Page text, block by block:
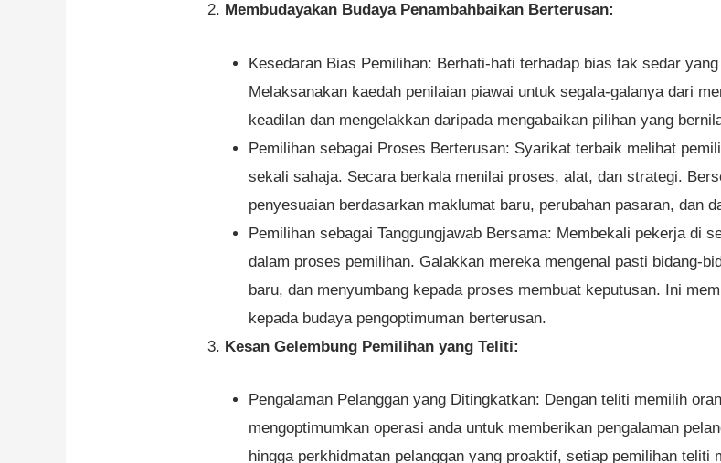
Membudayakan Budaya Penambahbaikan Berterusan:
Kesedaran Bias Pemilihan: Berhati-hati terhadap bias tak sedar
Melaksanakan kaedah penilaian piawai untuk segala-galanya dari
keadilan dan mengelakkan daripada mengabaikan pilihan yang
Pemilihan sebagai Proses Berterusan: Syarikat terbaik melihat
sekali sahaja. Secara berkala menilai proses, alat, dan strategi.
penyesuaian berdasarkan maklumat baru, perubahan pasaran, dan
Pemilihan sebagai Tanggungjawab Bersama: Membekali pekerja di
dalam proses pemilihan. Galakkan mereka mengenal pasti bidang-
baru, dan menyumbang kepada proses membuat keputusan. Ini
kepada budaya pengoptimuman berterusan.
Kesan Gelembung Pemilihan yang Teliti:
Pengalaman Pelanggan yang Ditingkatkan: Dengan teliti memilih
mengoptimumkan operasi anda untuk memberikan pengalaman
hingga perkhidmatan pelanggan yang proaktif, setiap pemilihan teliti